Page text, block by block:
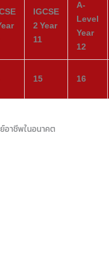
IGCSE
2 Year
11
A-
Level
Year
12
15 16
อาชีพในอนาคต